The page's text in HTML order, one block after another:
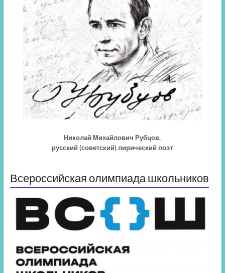
Николай Михайлович Рубцов,
русский (советский) лирический поэт
Всероссийская олимпиада школьников